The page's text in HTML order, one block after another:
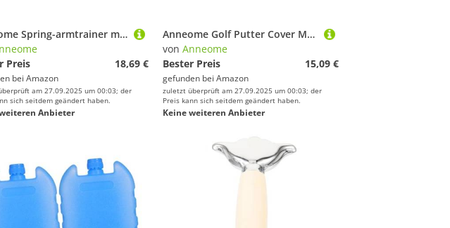
Anneome Spring-armtrainer mit Ergonomischem Griff Rutschfestes Brustmuskel-trainingsgerät für Muskelaufbau Vielseitiger Fitness-Expander für Zuhause Gym und Sport Praktisches Stretch-Seil
Preis
18,69 €
bei Amazon
am 27.09.2025 um 00:03; der
sich seitdem geändert haben.
Anbieter
Anneome Golf Putter Cover Mallet aus Hochwertigem PU Wetterfest mit Magnetischem Verschluss Maßgeschneidert für Verschiedene Mallet Putter Kratzfeste Schutzhülle Golfer Zubehör für Herren
von Anneome
Bester Preis
15,09 €
gefunden bei Amazon
zuletzt überprüft am 27.09.2025 um 00:03; der
Preis kann sich seitdem geändert haben.
Keine weiteren Anbieter